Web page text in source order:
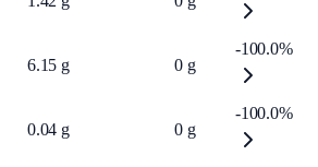
6.15 g 0 g
-100.0%
0.04 g 0 g
-100.0%